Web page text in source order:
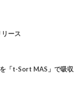
ース
「t-Sort MAS」で吸収